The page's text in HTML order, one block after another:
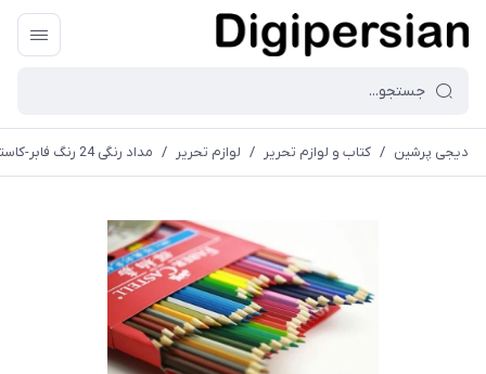
دیجی پرشین / کتاب و لوازم تحریر / لوازم تحریر / مداد رنگی 24 رنگ فابر-کاستل مدل کلاسیک کاغذی